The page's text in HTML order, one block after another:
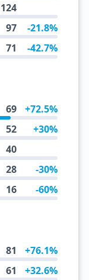
124
97 -21.8%
71 -42.7%
69 +72.5%
52 +30%
40
28 -30%
16 -60%
81 +76.1%
61 +32.6%